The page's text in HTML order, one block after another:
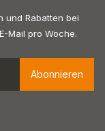
und Rabatten bei
Mail pro Woche.
Abonnieren